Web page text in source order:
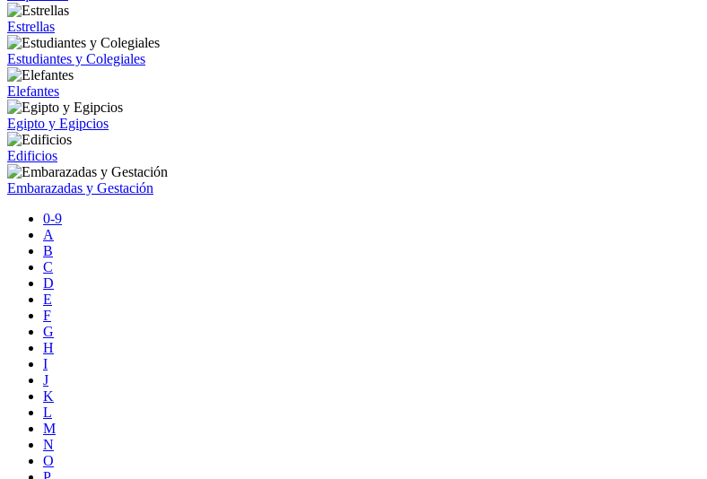
Estrellas
Estudiantes y Colegiales
Elefantes
Egipto y Egipcios
Edificios
Embarazadas y Gestación
0-9
A
B
C
D
E
F
G
H
I
J
K
L
M
N
O